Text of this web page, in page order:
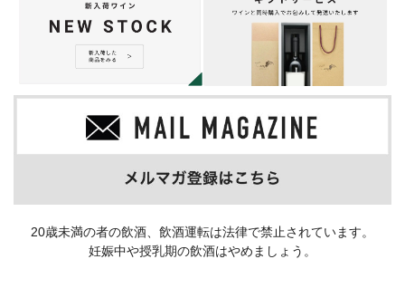
20歳未満の者の飲酒、飲酒運転は法律で禁止されています。
妊娠中や授乳期の飲酒はやめましょう。